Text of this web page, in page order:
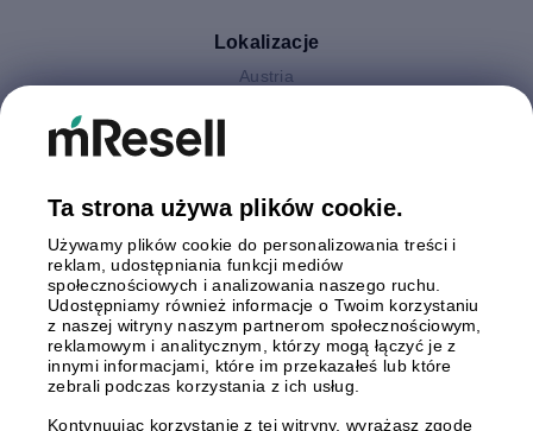
Lokalizacje
Austria
Polska
Szwecja
Wielka Brytania
Włochy
Płatności
Ta strona używa plików cookie.
Używamy plików cookie do personalizowania treści i
reklam, udostępniania funkcji mediów
społecznościowych i analizowania naszego ruchu.
Udostępniamy również informacje o Twoim korzystaniu
z naszej witryny naszym partnerom społecznościowym,
reklamowym i analitycznym, którzy mogą łączyć je z
innymi informacjami, które im przekazałeś lub które
zebrali podczas korzystania z ich usług.
Kontynuując korzystanie z tej witryny, wyrażasz zgodę